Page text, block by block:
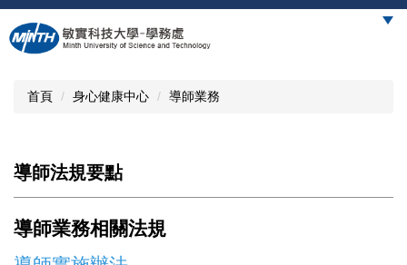
跳
到
主
首頁 身心健康中心 導師業務
導師法規要點
導師業務相關法規